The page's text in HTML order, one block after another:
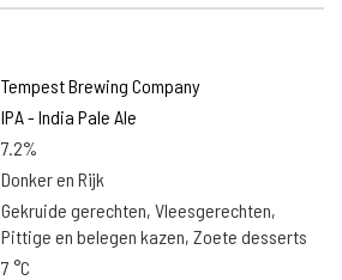
Tempest Brewing Company
IPA - India Pale Ale
7.2%
Donker en Rijk
Gekruide gerechten, Vleesgerechten,
Pittige en belegen kazen, Zoete desserts
7 °C